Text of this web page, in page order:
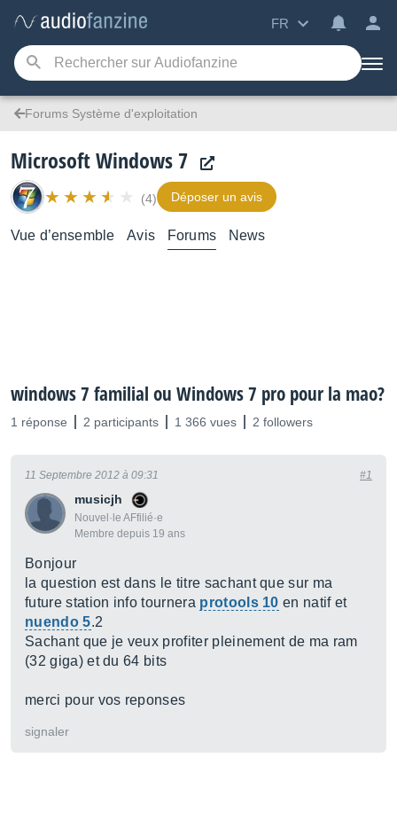
FR
Forums Système d'exploitation
Microsoft Windows 7
(4) Déposer un avis
Vue d’ensemble Avis Forums News
windows 7 familial ou Windows 7 pro pour la mao?
1 réponse 2 participants 1 366 vues 2 followers
musicjh
Nouvel·le AFfilié·e
Membre depuis 19 ans
11 Septembre 2012 à 09:31 #1
Bonjour
la question est dans le titre sachant que sur ma
future station info tournera protools 10 en natif et
nuendo 5.2
Sachant que je veux profiter pleinement de ma ram
(32 giga) et du 64 bits
merci pour vos reponses
signaler